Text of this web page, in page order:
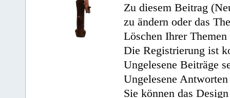
Zu diesem Beitrag
zu ändern oder das
Löschen Ihrer
Die Registrierung ist
Ungelesene Beiträge
Ungelesene
Sie können das